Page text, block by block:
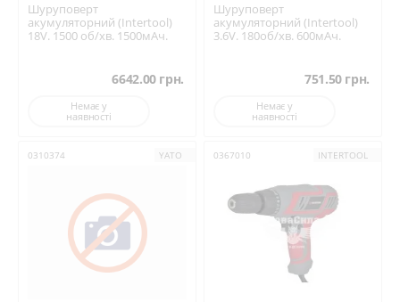
Шуруповерт
акумуляторний (Intertool)
18V. 1500 об/хв. 1500мАч.
6642.00 грн.
Немає у
наявності
Шуруповерт
акумуляторний (Intertool)
3.6V. 180об/хв. 600мАч.
751.50 грн.
Немає у
наявності
0310374 YATO 0367010 INTERTOOL